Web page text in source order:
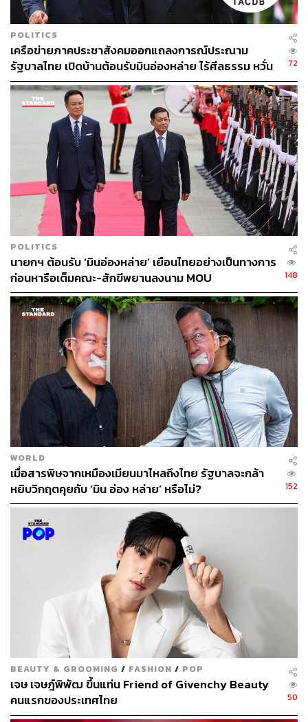
อย่างกรณีเมื่อวานนี้ที่เกิดขึ้น ผู้ก่อเหตุใช้ปืน Blank Gun ที่
ผ่านการดัดแปลงทำตามช่องทางอินเทอร์เน็ต ในขั้นแรกตน
ได้สั่งการให้กองบัญชาการตำรวจสืบสวนสอบสวน
อาชญากรรมทางเทคโนโลยี (บช.สอท.) เจาะลึกถึงเว็บไซต์
พวกนี้ให้ได้ ตั้งเป็นทีมเฉพาะในการคุมเว็บไซต์ที่ขายปืนเถื่อน
ทางออนไลน์ด้วย
พล.ต.อ. ต่อศักดิ์ กล่าวว่า ในส่วนของข้อกฎหมายเราประสาน
กับกรมการปกครองเพื่อไม่ให้สิ่งที่จะทำให้ปืน Blank Gun
เป็นสิ่งที่ซื้อขายได้ ให้ตีกฎหมายว่าของดัดแปลงลักษณะนี้อยู่
ในประเภทเดียวกับอาวุธไปเลย เรายกระดับข้อกฎหมายนี้ไม่
ให้นำเข้ามาเพื่อไม่ให้สิ่งนี้หลุดเข้ามาในระบบในท้องตลาด
เรื่องนี้ยืนยันว่าเราดำเนินการอยู่ ไม่ใช่แค่จับกุม แต่เราจะต้อง
ยกระดับข้อกฎหมายเรื่องการนำเข้า
ทั้งนี้ พล.ต.อ. ต่อศักดิ์ กล่าวต่อว่า ขอให้สื่อและประชาชน
ฮีโร่ เพราะเสี่ยงที่จะเกิดพฤติกรรมการเลียนแบบ และต้อง
ขอบคุณสื่อมวลชนที่เข้าใจและไม่นำเสนอพฤติกรรมต่างๆ
รวมถึงคลิปต่างๆ ที่สุ่มเสี่ยง
ส่วนที่สำนักงานตำรวจแห่งชาติทำเรื่องหลักสูตรหนีซ่อนสู้
ขอให้สื่อช่วยกันกระจายไปหลายช่องทาง เพื่อให้เกิดช่องทาง
ความรู้และนำไปใช้ในชีวิตจริง จะเห็นว่าอย่างเด็กนักเรียน
โรงเรียนกรุงเทพคริสเตียนวิทยาลัยและโรงเรียนสาธิต
มหาวิทยาลัยศรีนครินทรวิโรฒ ปทุมวัน ที่ได้ฝึกหลักสูตรนี้ไป
ตอนที่เกิดเหตุจริงลูกก็ได้สอนแม่ให้แม่ทำตามที่ได้เรียน
TAGS: Siam Paragon นายกรัฐมนตรี
เศรษฐา ทวีสิน
ผู้บัญชาการตำรวจแห่งชาติ
เหตุยิงกัน
เหตุยิงปืน
ต่อศักดิ์ สุขวิมล
กฎหมายควบคุมปืน
ABOUT THE AUTHOR
POLITICS
เครือข่ายภาคประชาสังคมออกแถลงการณ์ประณาม
รัฐบาลไทย เปิดบ้านต้อนรับมินอ่องหล่าย ไร้ศีลธรรม หวั่น
ถูกใช้เป็นเครื่องมือกดขี่ชาวเมียนมา
72
POLITICS
นายกฯ ต้อนรับ ‘มินอ่องหล่าย’ เยือนไทยอย่างเป็นทางการ
ก่อนหารือเต็มคณะ-สักขีพยานลงนาม MOU
148
WORLD
เมื่อสารพิษจากเหมืองเมียนมาไหลถึงไทย รัฐบาลจะกล้า
หยิบวิกฤตคุยกับ ‘มิน อ่อง หล่าย’ หรือไม่?
152
BEAUTY & GROOMING / FASHION / POP
เจษ เจษฎ์พิพัฒ ขึ้นแท่น Friend of Givenchy Beauty
คนแรกของประเทศไทย
50